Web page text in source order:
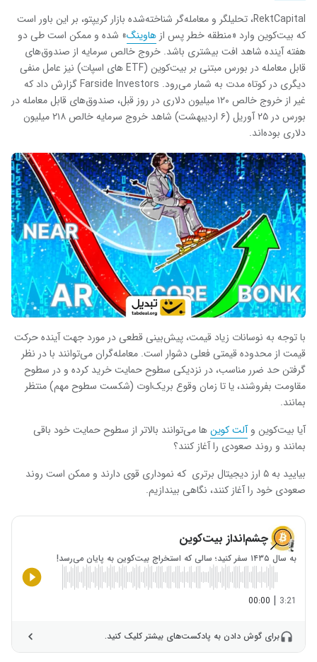
RektCapital، تحلیلگر و معامله‌گر شناخته‌شده بازار کریپتو، بر این باور است
که بیت‌کوین وارد «منطقه خطر پس از هاوینگ» شده و ممکن است طی دو
هفته آینده شاهد افت بیشتری باشد. خروج خالص سرمایه از صندوق‌های
قابل معامله در بورس مبتنی بر بیت‌کوین (ETF های اسپات) نیز عامل منفی
دیگری در کوتاه مدت به شمار می‌رود. Farside Investors گزارش داد که
غیر از خروج خالص ۱۲۰ میلیون دلاری در روز قبل، صندوق‌های قابل معامله در
بورس در ۲۵ آوریل (۶ اردیبهشت) شاهد خروج سرمایه خالص ۲۱۸ میلیون
دلاری بوده‌اند.
با توجه به نوسانات زیاد قیمت، پیش‌بینی قطعی در مورد جهت آینده حرکت
قیمت از محدوده قیمتی فعلی دشوار است. معامله‌گران می‌توانند با در نظر
گرفتن حد ضرر مناسب، در نزدیکی سطوح حمایت خرید کرده و در سطوح
مقاومت بفروشند، یا تا زمان وقوع بریک‌اوت (شکست سطوح مهم) منتظر
بمانند.
آیا بیت‌کوین وآلت‌ کوین‌ها می‌توانند بالاتر از سطوح حمایت خود باقی
بمانند و روند صعودی را آغاز کنند؟
بیایید به ۵ ارز دیجیتال برتری که نموداری قوی دارند و ممکن است روند
صعودی خود را آغاز کنند، نگاهی بیندازیم.
چشم‌انداز بیت‌کوین
به سال ۱۴۳۵ سفر کنید؛ سالی که استخراج بیت‌کوین به پایان می‌رسد!
3:21
|
00:00
برای گوش دادن به پادکست‌های بیشتر کلیک کنید.